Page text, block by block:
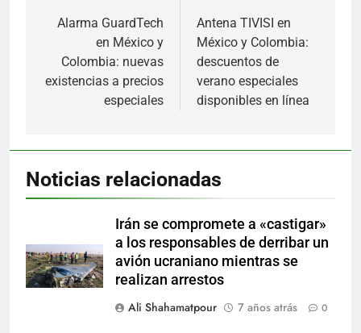
de
entradas
Alarma GuardTech
en México y
Colombia: nuevas
existencias a precios
especiales
Antena TIVISI en
México y Colombia:
descuentos de
verano especiales
disponibles en línea
Noticias relacionadas
Irán se compromete a «castigar»
a los responsables de derribar un
avión ucraniano mientras se
realizan arrestos
Ali Shahamatpour
7 años atrás 0